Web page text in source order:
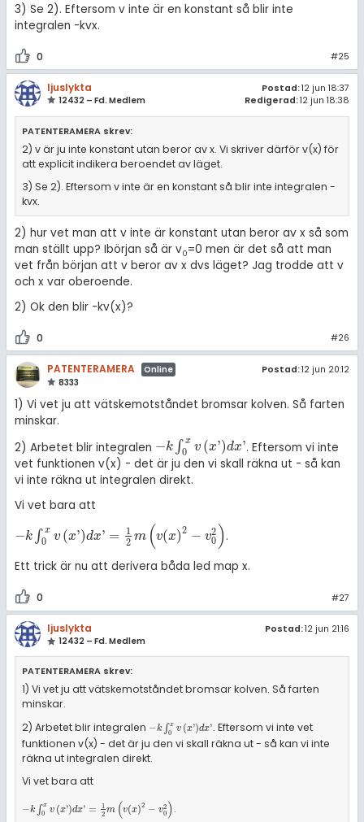
3) Se 2). Eftersom v inte är en konstant så blir inte
integralen -kvx.
0 #25
ljuslykta
12432 – Fd. Medlem
Postad:12 jun 18:37
Redigerad:12 jun 18:38
PATENTERAMERA skrev:
2) v är ju inte konstant utan beror av x. Vi skriver därför v(x) för
att explicit indikera beroendet av läget.
3) Se 2). Eftersom v inte är en konstant så blir inte integralen -
kvx.
2) hur vet man att v inte är konstant utan beror av x så som
man ställt upp? Ibörjan så är v0=0 men är det så att man
vet från början att v beror av x dvs läget? Jag trodde att v
och x var oberoende.
2) Ok den blir -kv(x)?
0 #26
PATENTERAMERA
Online
8333
Postad:12 jun 20:12
1) Vi vet ju att vätskemotståndet bromsar kolven. Så farten
minskar.
2) Arbetet blir integralen −k ∫ x
0 v (x')dx'
-k∫0 xvx'dx'
. Eftersom vi inte
vet funktionen v(x) - det är ju den vi skall räkna ut - så kan
vi inte räkna ut integralen direkt.
Vi vet bara att
−k ∫ x
0 v (x')dx' =
1
2 m (v(x)2 − v2
0 )
-k∫0 xvx'dx'=12mv x2- v02
.
Ett trick är nu att derivera båda led map x.
0 #27
ljuslykta
12432 – Fd. Medlem
Postad:12 jun 21:16
PATENTERAMERA skrev:
1) Vi vet ju att vätskemotståndet bromsar kolven. Så farten
minskar.
2) Arbetet blir integralen −k ∫ x
0 v (x')dx'
-k∫0xvx'dx'
. Eftersom vi inte vet
funktionen v(x) - det är ju den vi skall räkna ut - så kan vi inte
räkna ut integralen direkt.
Vi vet bara att
−k ∫ x
0 v (x')dx' =
1
2 m (v(x)2 − v2
0 )
-k∫0xvx'dx'=12mvx2 -v02 .